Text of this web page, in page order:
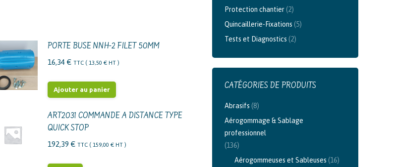
PORTE BUSE NNH-2 FILET 50MM
16,34 € TTC ( 13,50 €HT )
Ajouter au panier
ART2031 COMMANDE A DISTANCE TYPE
QUICK STOP
192,39 € TTC ( 159,00 €HT )
Protection chantier(2)
Quincaillerie-Fixations (5)
Tests et Diagnostics (2)
CATÉGORIES DE PRODUITS
Abrasifs (8)
Aérogommage & Sablage
professionnel
(136)
Aérogommeuses et Sableuses (16)